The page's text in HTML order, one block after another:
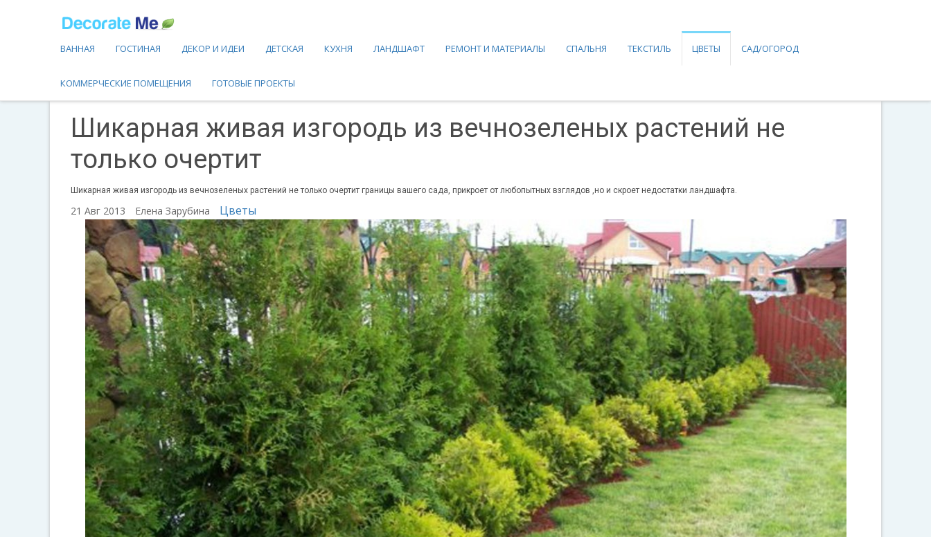
ВАННАЯ ГОСТИНАЯ ДЕКОР И ИДЕИ ДЕТСКАЯ КУХНЯ ЛАНДШАФТ РЕМОНТ И МАТЕРИАЛЫ СПАЛЬНЯ ТЕКСТИЛЬ ЦВЕТЫ САД/ОГОРОД
КОММЕРЧЕСКИЕ ПОМЕЩЕНИЯ ГОТОВЫЕ ПРОЕКТЫ
Шикарная живая изгородь из вечнозеленых растений не
только очертит
Шикарная живая изгородь из вечнозеленых растений не только очертит границы вашего сада, прикроет от любопытных взглядов ,но и скроет недостатки ландшафта.
21 Авг 2013 Елена Зарубина Цветы